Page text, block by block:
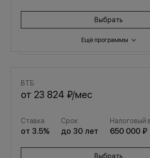
Выбрать
Ещё программы
от27 827 ₽/мес
от3.5% до30 650 000 ₽
Выбрать
ВТБ
от 23 824 ₽/мес
Ставка
от 3.5%
Срок
до 30 лет
Налоговый
650 000 ₽
Выбрать